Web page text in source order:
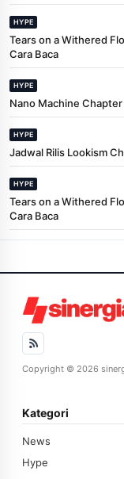
HYPE
Tears on a Withered
Cara Baca
HYPE
Nano Machine Chapter
HYPE
Jadwal Rilis Lookism
HYPE
Tears on a Withered
Cara Baca
Copyright © 2026
Kategori
News
Hype